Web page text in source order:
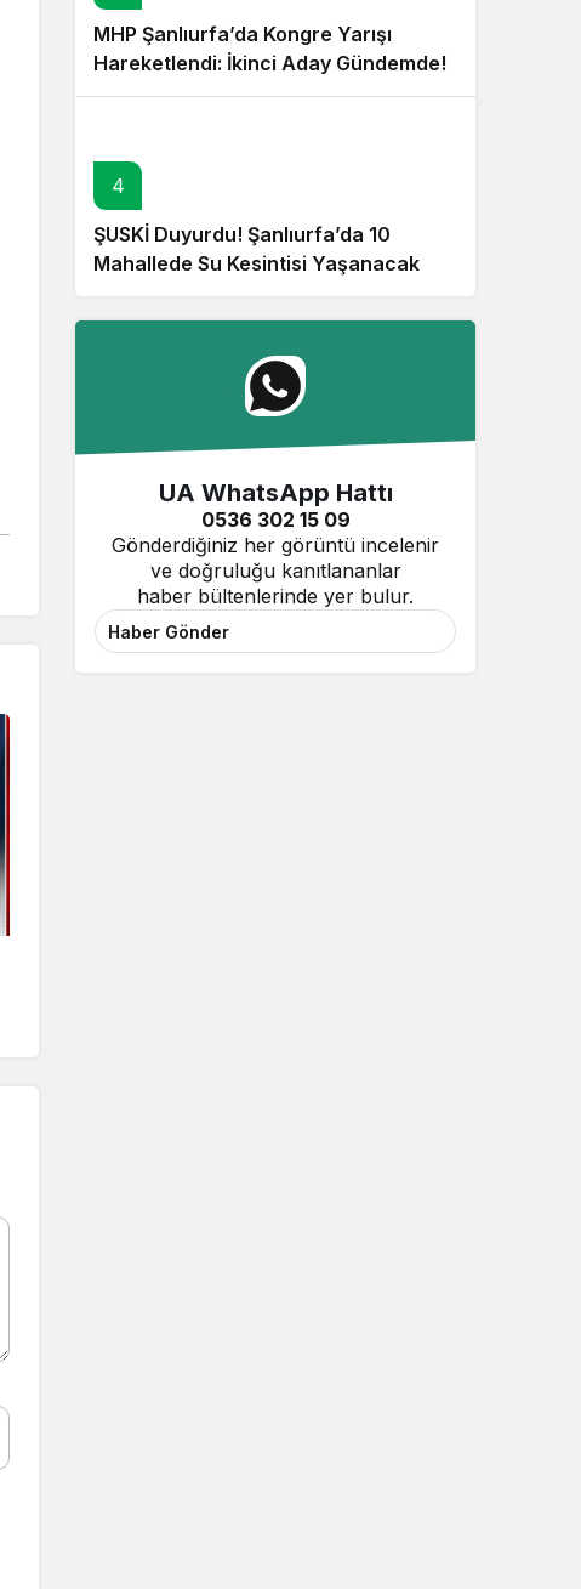
MHP Şanlıurfa’da Kongre Yarışı
Hareketlendi: İkinci Aday Gündemde!
4
ŞUSKİ Duyurdu! Şanlıurfa’da 10
Mahallede Su Kesintisi Yaşanacak
UA WhatsApp Hattı
0536 302 15 09
Gönderdiğiniz her görüntü incelenir
ve doğruluğu kanıtlananlar
haber bültenlerinde yer bulur.
Haber Gönder